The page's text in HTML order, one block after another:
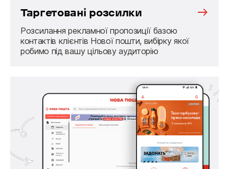
Таргетовані розсилки
Розсилання рекламної пропозиції базою
контактів клієнтів Нової пошти, вибірку якої
робимо під вашу цільову аудиторію